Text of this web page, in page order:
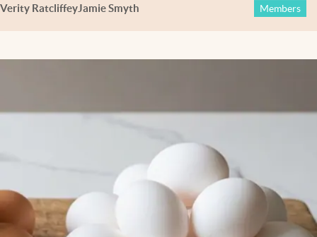
Verity RatcliffeyJamie Smyth Members